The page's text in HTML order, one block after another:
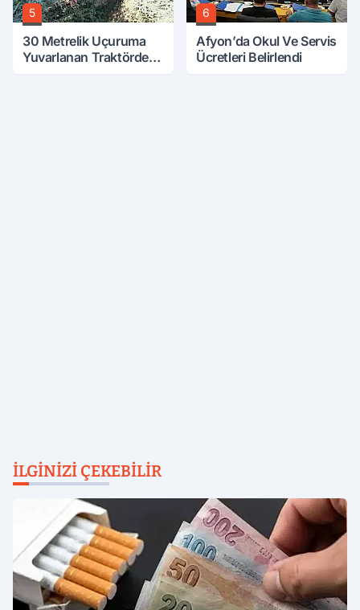
5
30 Metrelik Uçuruma
Yuvarlanan Traktörden
6
Afyon’da Okul Ve Servis
Ücretleri Belirlendi
İLGINIZI ÇEKEBILIR